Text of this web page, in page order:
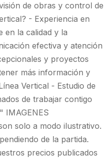
de obras y control de
- Experiencia en
en la calidad y la
efectiva y atención
y proyectos
más información y
Vertical - Estudio de
de trabajar contigo
IMAGENES
solo a modo ilustrativo.
de la partida.
precios publicados